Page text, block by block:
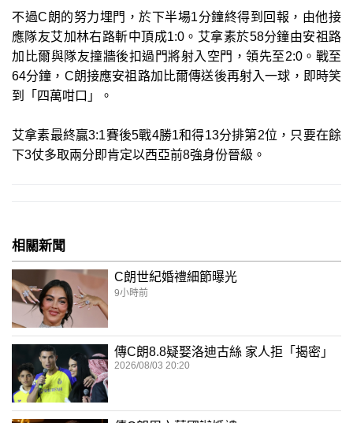
不過C朗的努力埋門，於下半場1分鐘終得到回報，由他接
應隊友艾加林右路斬中頂成1:0。艾拿素於58分鐘由安祖路
加比爾與隊友撞牆後扣過門將射入空門，領先至2:0。戰至
64分鐘，C朗接應安祖路加比爾傳送後再射入一球，即時笑
到「四萬咁口」。
艾拿素最終贏3:1賽後5戰4勝1和得13分排第2位，只要在餘
下3仗多取兩分即肯定以西亞前8強身份晉級。
相關新聞
C朗世紀婚禮細節曝光
9小時前
傳C朗8.8疑娶洛迪古絲 家人拒「揭密」
2026/08/03 20:20